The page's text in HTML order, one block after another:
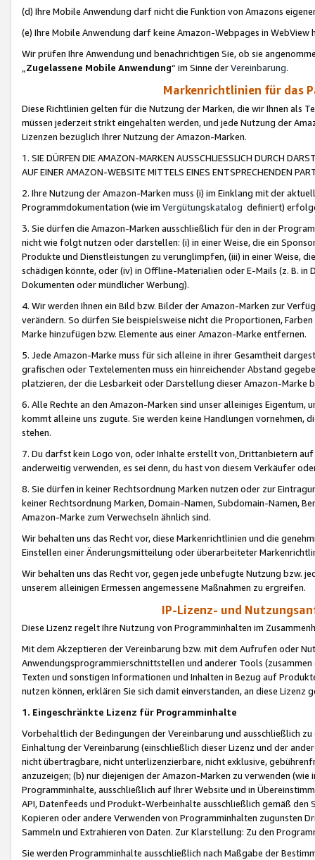
(d) Ihre Mobile Anwendung darf nicht die Funktion von Amazons
(e) Ihre Mobile Anwendung darf keine Amazon-Webpages in WebView
Wir prüfen Ihre Anwendung und benachrichtigen Sie, ob sie
„Zugelassene Mobile Anwendung“ im Sinne derVereinbarung.
Markenrichtlinien für das
Diese Richtlinien gelten für die Nutzung der Marken, die wir Ihnen als
müssen jederzeit strikt eingehalten werden, und jede Nutzung der
Lizenzen bezüglich Ihrer Nutzung der Amazon-Marken.
1. SIE DÜRFEN DIE AMAZON-MARKEN AUSSCHLIESSLICH DURCH
AUF EINER AMAZON-WEBSITE MITTELS EINES ENTSPRECHENDEN
2. Ihre Nutzung der Amazon-Marken muss (i) im Einklang mit der
Programmdokumentation (wie im Vergütungskatalog definiert)
3. Sie dürfen die Amazon-Marken ausschließlich für den in der
nicht wie folgt nutzen oder darstellen: (i) in einer Weise, die ein
Produkte und Dienstleistungen zu verunglimpfen, (iii) in einer Weise,
schädigen könnte, oder (iv) in Offline-Materialien oder E-Mails (z. B. in
Dokumenten oder mündlicher Werbung).
4. Wir werden Ihnen ein Bild bzw. Bilder der Amazon-Marken zur
verändern. So dürfen Sie beispielsweise nicht die Proportionen,
Marke hinzufügen bzw. Elemente aus einer Amazon-Marke entfernen.
5. Jede Amazon-Marke muss für sich alleine in ihrer Gesamtheit
grafischen oder Textelementen muss ein hinreichender Abstand
platzieren, der die Lesbarkeit oder Darstellung dieser Amazon-Marke
6. Alle Rechte an den Amazon-Marken sind unser alleiniges
kommt alleine uns zugute. Sie werden keine Handlungen vornehmen,
stehen.
7. Du darfst kein Logo von, oder Inhalte erstellt von,Drittanbietern auf
anderweitig verwenden, es sei denn, du hast von diesem Verkäufer
8. Sie dürfen in keiner Rechtsordnung Marken nutzen oder zur
keiner Rechtsordnung Marken, Domain-Namen, Subdomain-Namen,
Amazon-Marke zum Verwechseln ähnlich sind.
Wir behalten uns das Recht vor, diese Markenrichtlinien und die
Einstellen einer Änderungsmitteilung oder überarbeiteter
Wir behalten uns das Recht vor, gegen jede unbefugte Nutzung bzw.
unserem alleinigen Ermessen angemessene Maßnahmen zu ergreifen.
IP-Lizenz- und
Diese Lizenz regelt Ihre Nutzung von Programminhalten im
Mit dem Akzeptieren der Vereinbarung bzw. mit dem Aufrufen oder
Anwendungsprogrammierschnittstellen und anderer Tools (zusammen
Texten und sonstigen Informationen und Inhalten in Bezug auf
nutzen können, erklären Sie sich damit einverstanden, an diese Lizenz
1. Eingeschränkte Lizenz für Programminhalte
Vorbehaltlich der Bedingungen der Vereinbarung und ausschließlich
Einhaltung der Vereinbarung (einschließlich dieser Lizenz und der
nicht übertragbare, nicht unterlizenzierbare, nicht exklusive,
anzuzeigen; (b) nur diejenigen der Amazon-Marken zu verwenden
Programminhalte, ausschließlich auf Ihrer Website und in
API, Datenfeeds und Produkt-Werbeinhalte ausschließlich gemäß
Kopieren oder andere Verwenden von Programminhalten zugunsten
Sammeln und Extrahieren von Daten. Zur Klarstellung: Zu den
Sie werden Programminhalte ausschließlich nach Maßgabe der